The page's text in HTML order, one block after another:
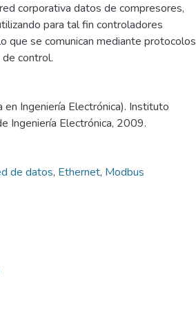
corporativa datos de compresores,
para tal fin controladores
que se comunican mediante protocolos
control.
Ingeniería Electrónica). Instituto
Ingeniería Electrónica, 2009.
de datos, Ethernet, Modbus